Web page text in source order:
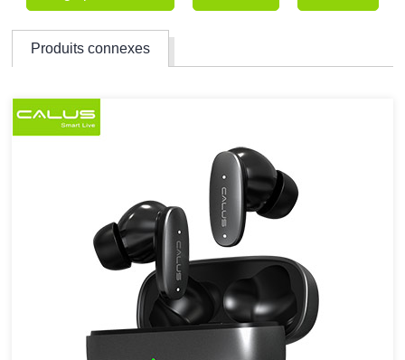
Produits connexes